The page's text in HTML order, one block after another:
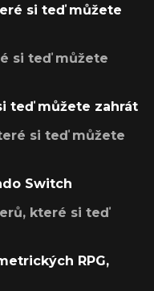
si teď můžete
si teď můžete
teď můžete zahrát
si teď můžete
Switch
které si teď
RPG,